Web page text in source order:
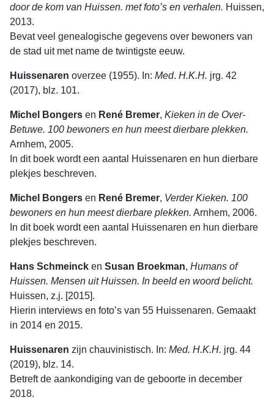
door de kom van Huissen. met foto’s en verhalen. Huissen,
2013.
Bevat veel genealogische gegevens over bewoners van
de stad uit met name de twintigste eeuw.
Huissenaren overzee (1955). In: Med. H.K.H. jrg. 42
(2017), blz. 101.
Michel Bongers en René Bremer, Kieken in de Over-
Betuwe. 100 bewoners en hun meest dierbare plekken.
Arnhem, 2005.
In dit boek wordt een aantal Huissenaren en hun dierbare
plekjes beschreven.
Michel Bongers en René Bremer, Verder Kieken. 100
bewoners en hun meest dierbare plekken. Arnhem, 2006.
In dit boek wordt een aantal Huissenaren en hun dierbare
plekjes beschreven.
Hans Schmeinck en Susan Broekman, Humans of
Huissen. Mensen uit Huissen. In beeld en woord belicht.
Huissen, z.j. [2015].
Hierin interviews en foto’s van 55 Huissenaren. Gemaakt
in 2014 en 2015.
Huissenaren zijn chauvinistisch. In: Med. H.K.H. jrg. 44
(2019), blz. 14.
Betreft de aankondiging van de geboorte in december
2018.